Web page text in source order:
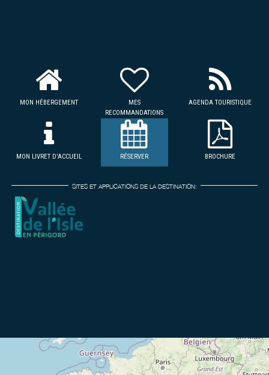
MON HÉBERGEMENT
MES
RECOMMANDATIONS
AGENDA TOURISTIQUE
MON LIVRET D'ACCUEIL RÉSERVER BROCHURE
SITES ET APPLICATIONS DE LA DESTINATION: